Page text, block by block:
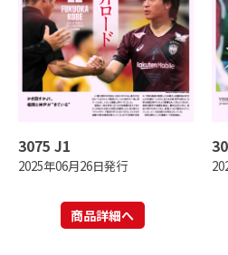
3075 J1
2025年06月26日発行
商品詳細へ